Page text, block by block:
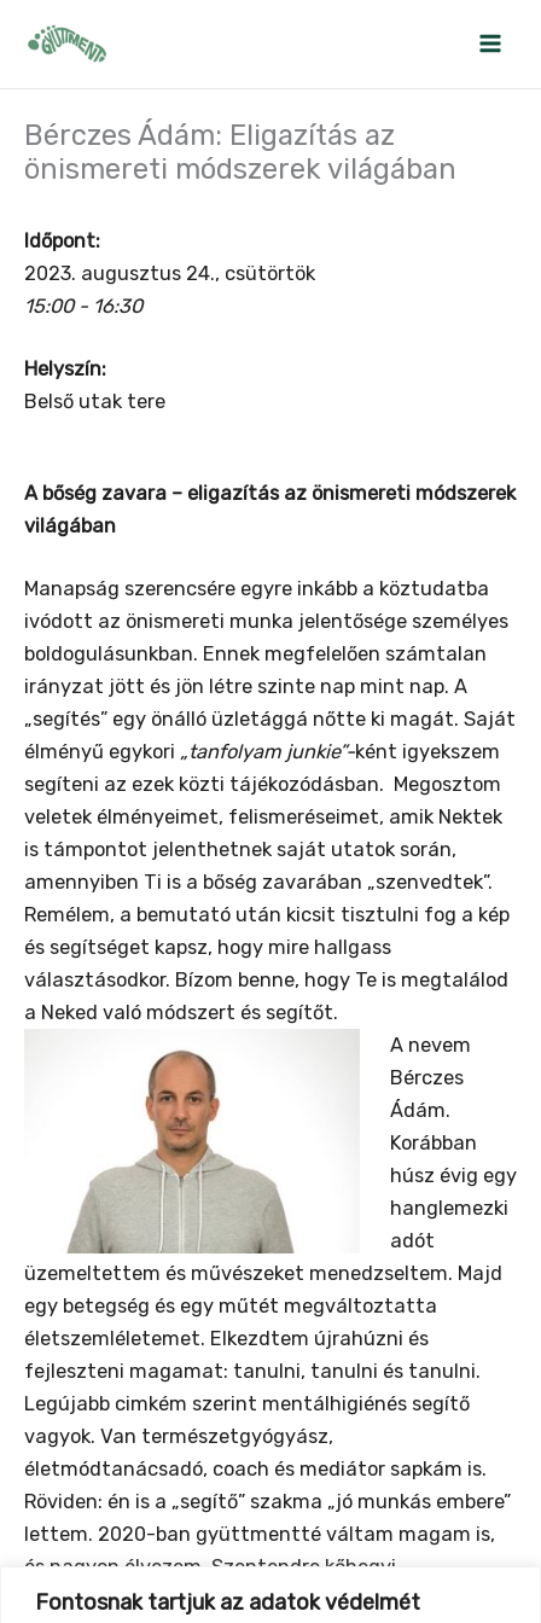
Fontosnak tartjuk az adatok védelmét
Bérczes Ádám: Eligazítás az
önismereti módszerek világában
Időpont:
2023. augusztus 24., csütörtök
15:00 - 16:30
Helyszín:
Belső utak tere
A bőség zavara – eligazítás az önismereti módszerek
világában
Manapság szerencsére egyre inkább a köztudatba
ivódott az önismereti munka jelentősége személyes
boldogulásunkban. Ennek megfelelően számtalan
irányzat jött és jön létre szinte nap mint nap. A
„segítés” egy önálló üzletággá nőtte ki magát. Saját
élményű egykori „tanfolyam junkie”-ként igyekszem
segíteni az ezek közti tájékozódásban. Megosztom
veletek élményeimet, felismeréseimet, amik Nektek
is támpontot jelenthetnek saját utatok során,
amennyiben Ti is a bőség zavarában „szenvedtek”.
Remélem, a bemutató után kicsit tisztulni fog a kép
és segítséget kapsz, hogy mire hallgass
választásodkor. Bízom benne, hogy Te is megtalálod
a Neked való módszert és segítőt.
A nevem
Bérczes
Ádám.
Korábban
húsz évig egy
hanglemezki
adót
üzemeltettem és művészeket menedzseltem. Majd
egy betegség és egy műtét megváltoztatta
életszemléletemet. Elkezdtem újrahúzni és
fejleszteni magamat: tanulni, tanulni és tanulni.
Legújabb cimkém szerint mentálhigiénés segítő
vagyok. Van természetgyógyász,
életmódtanácsadó, coach és mediátor sapkám is.
Röviden: én is a „segítő” szakma „jó munkás embere”
lettem. 2020-ban gyüttmentté váltam magam is,
és nagyon élvezem. Szentendre kőhegyi
„tanyavilágában” élek és szervezem ott kis